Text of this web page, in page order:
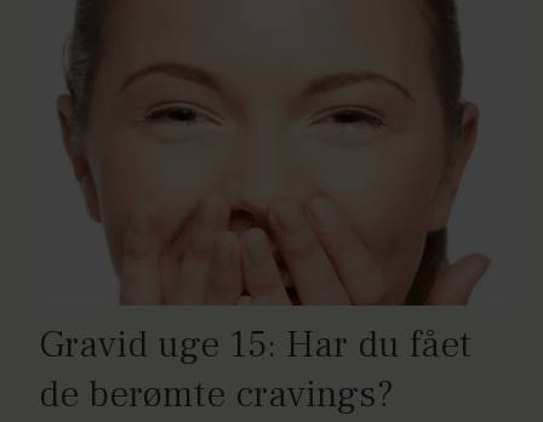
Gravid uge 15: Har du fået
de berømte cravings?